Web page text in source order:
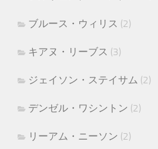
ブルース・ウィリス (2)
キアヌ・リーブス (3)
ジェイソン・ステイサム (2)
デンゼル・ワシントン (2)
リーアム・ニーソン (2)